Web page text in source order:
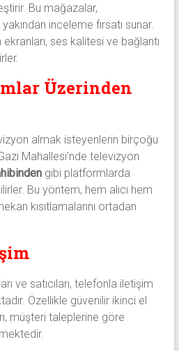
Bu mağazalar,
inceleme fırsatı sunar.
ses kalitesi ve bağlantı
Üzerinden
almak isteyenlerin birçoğu
Mahallesi’nde televizyon
gibi platformlarda
Bu yöntem, hem alıcı hem
kısıtlamalarını ortadan
ve satıcıları, telefonla iletişim
Özellikle güvenilir ikinci el
müşteri taleplerine göre